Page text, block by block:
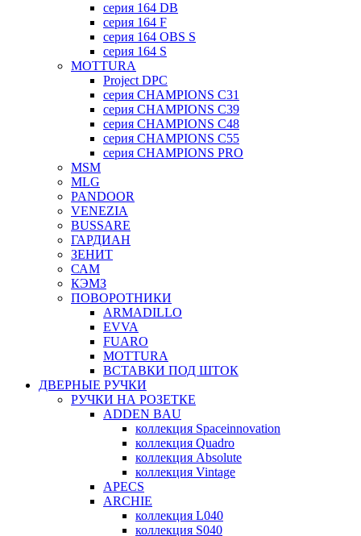
серия 164 DB
серия 164 F
серия 164 OBS S
серия 164 S
MOTTURA
Project DPC
серия CHAMPIONS C31
серия CHAMPIONS C39
серия CHAMPIONS C48
серия CHAMPIONS C55
серия CHAMPIONS PRO
MSM
MLG
PANDOOR
VENEZIA
BUSSARE
ГАРДИАН
ЗЕНИТ
САМ
КЭМЗ
ПОВОРОТНИКИ
ARMADILLO
EVVA
FUARO
MOTTURA
ВСТАВКИ ПОД ШТОК
ДВЕРНЫЕ РУЧКИ
РУЧКИ НА РОЗЕТКЕ
ADDEN BAU
коллекция Spaceinnovation
коллекция Quadro
коллекция Absolute
коллекция Vintage
APECS
ARCHIE
коллекция L040
коллекция S040